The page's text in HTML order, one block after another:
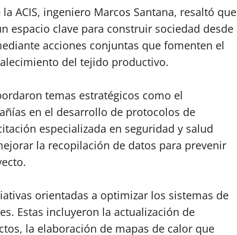
ACIS, ingeniero Marcos Santana, resaltó que
espacio clave para construir sociedad desde
acciones conjuntas que fomenten el
del tejido productivo.
temas estratégicos como el
en el desarrollo de protocolos de
especializada en seguridad y salud
la recopilación de datos para prevenir
orientadas a optimizar los sistemas de
Estas incluyeron la actualización de
la elaboración de mapas de calor que